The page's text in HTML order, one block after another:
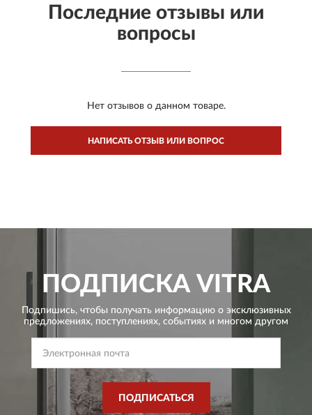
Последние отзывы или
вопросы
Нет отзывов о данном товаре.
НАПИСАТЬ ОТЗЫВ ИЛИ ВОПРОС
ПОДПИСКАVITRA
Подпишись, чтобы получать информацию о эксклюзивных
предложениях, поступлениях, событиях и многом другом
ПОДПИСАТЬСЯ